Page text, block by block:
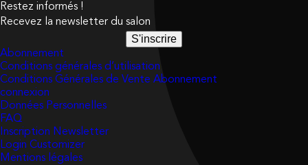
Restez informés !
Recevez la newsletter du salon
S'inscrire
Abonnement
Conditions générales d’utilisation
Conditions Générales de Vente Abonnement
connexion
Données Personnelles
FAQ
Inscription Newsletter
Login Customizer
Mentions légales